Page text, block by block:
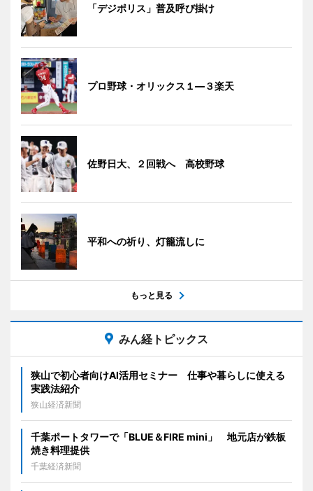
「デジポリス」普及呼び掛け
プロ野球・オリックス１―３楽天
佐野日大、２回戦へ 高校野球
平和への祈り、灯籠流しに
もっと見る
みん経トピックス
狭山で初心者向けAI活用セミナー 仕事や暮らしに使える
実践法紹介
狭山経済新聞
千葉ポートタワーで「BLUE＆FIRE mini」 地元店が鉄板
焼き料理提供
千葉経済新聞